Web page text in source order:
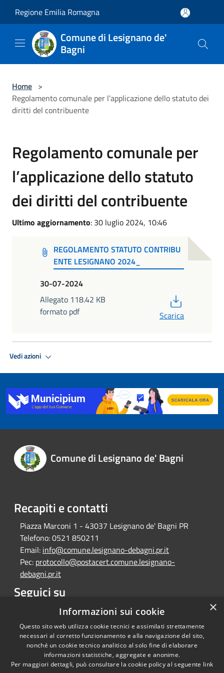
Regione Emilia Romagna
Comune di Lesignano de'
Bagni
Home >
Regolamento comunale per l’applicazione dello statuto dei
diritti del contribuente
Regolamento comunale per
l’applicazione dello statuto
dei diritti del contribuente
Ultimo aggiornamento: 30 luglio 2024, 10:46
REGOLAMENTO STATUTO CONTRIBU
ENTE LESIGNANO 2024_
30-07-2024
Allegato 118.42 KB
formato pdf
Scarica
Vedi azioni
Comune di Lesignano de' Bagni
Recapiti e contatti
Piazza Marconi 1 - 43037 Lesignano de' Bagni PR
Telefono:0521 850211
Email: info@comune.lesignano-debagni.pr.it
Pec: protocollo@postacert.comune.lesignano-
debagni.pr.it
Seguici su
Facebook
Accessibilità
Copyright © 2026 • Comune di
Lesignano de' Bagni • Powered
×
Informazioni sui cookie
Questo sito web utilizza cookie tecnici e assimilati strettamente
necessari al corretto funzionamento e alla navigazione del sito,
nonché un cookie tecnico analitico al solo fine di elaborare
informazioni statistiche, aggregate e anonime.
Per maggiori dettagli, può consultare la cookie policy al seguente link